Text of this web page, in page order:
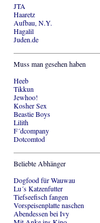
JTA
Haaretz
Aufbau, N.Y.
Hagalil
Juden.de
Muss man gesehen haben
Heeb
Tikkun
Jewhoo!
Kosher Sex
Beastie Boys
Lilith
F´dcompany
Dotcomtod
Beliebte Abhänger
Dogfood für Wauwau
Lu´s Katzenfutter
Tiefseefisch fangen
Vorspeisenplatte naschen
Abendessen bei Ivy